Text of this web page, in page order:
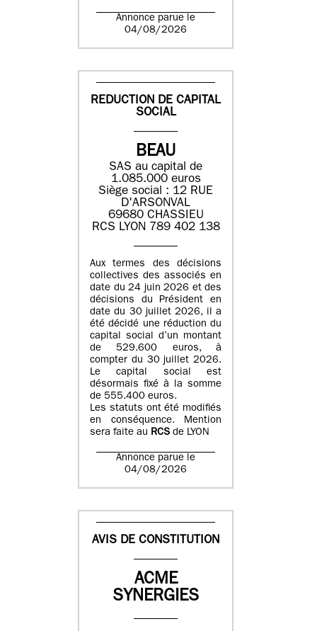
Annonce parue le
04/08/2026
REDUCTION DE CAPITAL
SOCIAL
BEAU
SAS au capital de
1.085.000 euros
Siège social : 12 RUE
D'ARSONVAL
69680 CHASSIEU
RCS LYON 789 402 138
Aux termes des décisions
collectives des associés en
date du 24 juin 2026 et des
décisions du Président en
date du 30 juillet 2026, il a
été décidé une réduction du
capital social d’un montant
de 529.600 euros, à
compter du 30 juillet 2026.
Le capital social est
désormais fixé à la somme
de 555.400 euros.
Les statuts ont été modifiés
en conséquence. Mention
sera faite au RCS de LYON
Annonce parue le
04/08/2026
AVIS DE CONSTITUTION
ACME
SYNERGIES